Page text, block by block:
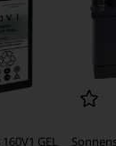
GEL